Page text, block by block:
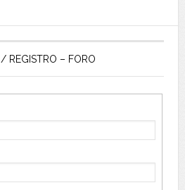
REGISTRO – FORO